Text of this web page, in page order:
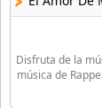
9 músicas
Miguel
9 músicas
Disfruta de la
música de